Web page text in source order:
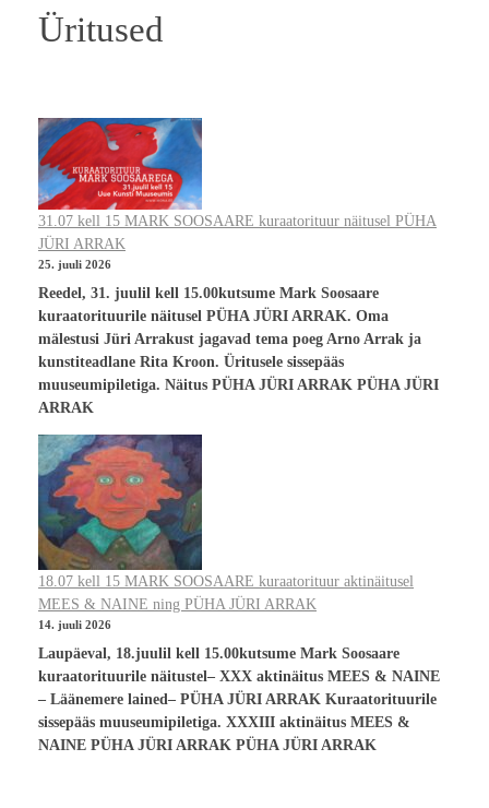
Üritused
31.07 kell 15 MARK SOOSAARE kuraatorituur näitusel PÜHA
JÜRI ARRAK
25. juuli 2026
Reedel, 31. juulil kell 15.00kutsume Mark Soosaare
kuraatorituurile näitusel PÜHA JÜRI ARRAK. Oma
mälestusi Jüri Arrakust jagavad tema poeg Arno Arrak ja
kunstiteadlane Rita Kroon. Üritusele sissepääs
muuseumipiletiga. Näitus PÜHA JÜRI ARRAK PÜHA JÜRI
ARRAK
18.07 kell 15 MARK SOOSAARE kuraatorituur aktinäitusel
MEES & NAINE ning PÜHA JÜRI ARRAK
14. juuli 2026
Laupäeval, 18.juulil kell 15.00kutsume Mark Soosaare
kuraatorituurile näitustel– XXX aktinäitus MEES & NAINE
– Läänemere lained– PÜHA JÜRI ARRAK Kuraatorituurile
sissepääs muuseumipiletiga. XXXIII aktinäitus MEES &
NAINE PÜHA JÜRI ARRAK PÜHA JÜRI ARRAK